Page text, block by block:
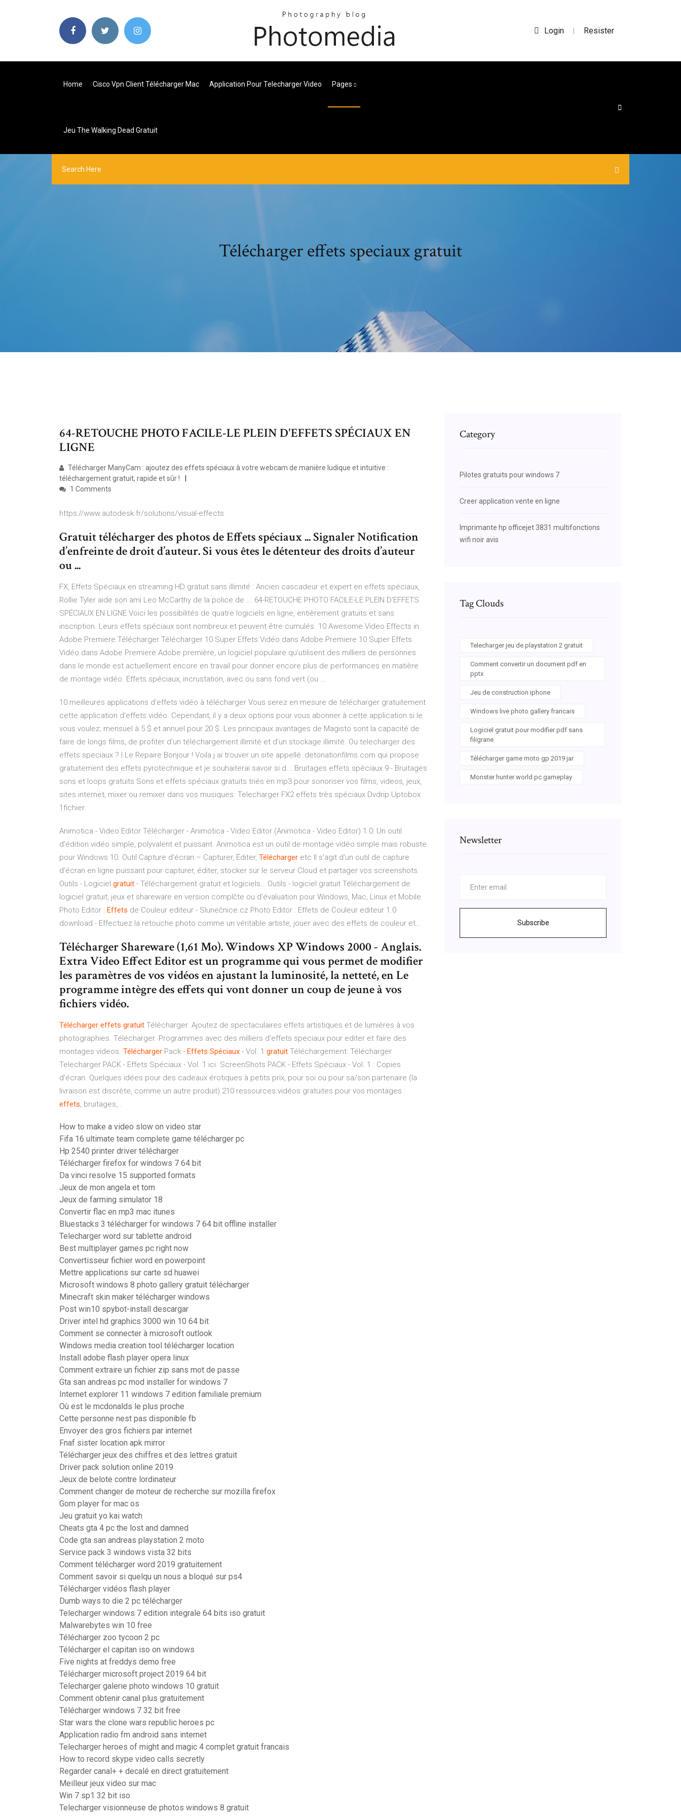
Login | Resister
Home Cisco Vpn Client Télécharger Mac Application Pour Telecharger Video Pages
Jeu The Walking Dead Gratuit
Télécharger effets speciaux gratuit
64-RETOUCHE PHOTO FACILE-LE PLEIN D'EFFETS SPÉCIAUX EN
LIGNE
Télécharger ManyCam : ajoutez des effets spéciaux à votre webcam de manière ludique et intuitive :
téléchargement gratuit, rapide et sûr !
1 Comments
https://www.autodesk.fr/solutions/visual-effects
Gratuit télécharger des photos de Effets spéciaux ... Signaler Notification
d’enfreinte de droit d’auteur. Si vous êtes le détenteur des droits d’auteur
ou ...
FX, Effets Spéciaux en streaming HD gratuit sans illimité : Ancien cascadeur et expert en effets spéciaux,
Rollie Tyler aide son ami Leo McCarthy de la police de ... 64-RETOUCHE PHOTO FACILE-LE PLEIN D'EFFETS
SPÉCIAUX EN LIGNE Voici les possibilités de quatre logiciels en ligne, entièrement gratuits et sans
inscription. Leurs effets spéciaux sont nombreux et peuvent être cumulés. 10 Awesome Video Effects in
Adobe Premiere Télécharger Télécharger 10 Super Effets Vidéo dans Adobe Premiere 10 Super Effets
Vidéo dans Adobe Premiere Adobe première, un logiciel populaire qu’utilisent des milliers de personnes
dans le monde est actuellement encore en travail pour donner encore plus de performances en matière
de montage vidéo. Effets spéciaux, incrustation, avec ou sans fond vert (ou ...
10 meilleures applications d'effets vidéo à télécharger Vous serez en mesure de télécharger gratuitement
cette application d'effets vidéo. Cependant, il y a deux options pour vous abonner à cette application si le
vous voulez; mensuel à 5 $ et annuel pour 20 $. Les principaux avantages de Magisto sont la capacité de
faire de longs films, de profiter d'un téléchargement illimité et d'un stockage illimité. Ou telecharger des
effets speciaux ? | Le Repaire Bonjour ! Voila j ai trouver un site appellé :detonationfilms.com qui propose
gratuitement des effets pyrotechnique et je souhaiterai savoir si d... Bruitages effets spéciaux 9 - Bruitages
sons et loops gratuits Sons et effets spéciaux gratuits triés en mp3 pour sonoriser vos films, videos, jeux,
sites internet, mixer ou remixer dans vos musiques. Telecharger FX2 effets très spéciaux Dvdrip Uptobox
1fichier
Animotica - Video Editor Télécharger - Animotica - Video Editor (Animotica - Video Editor) 1.0: Un outil
d'édition vidéo simple, polyvalent et puissant. Animotica est un outil de montage vidéo simple mais robuste
pour Windows 10. Outil Capture d'écran – Capturer, Éditer, Télécharger etc Il s'agit d'un outil de capture
d'écran en ligne puissant pour capturer, éditer, stocker sur le serveur Cloud et partager vos screenshots.
Outils - Logiciel gratuit - Téléchargement gratuit et logiciels… Outils - logiciel gratuit Téléchargement de
logiciel gratuit, jeux et shareware en version complčte ou d'évaluation pour Windows, Mac, Linux et Mobile.
Photo Editor : Effets de Couleur editeur - Slunečnice.cz Photo Editor : Effets de Couleur editeur 1.0
download - Effectuez la retouche photo comme un véritable artiste, jouer avec des effets de couleur et…
Télécharger Shareware (1,61 Mo). Windows XP Windows 2000 - Anglais.
Extra Video Effect Editor est un programme qui vous permet de modifier
les paramètres de vos vidéos en ajustant la luminosité, la netteté, en Le
programme intègre des effets qui vont donner un coup de jeune à vos
fichiers vidéo.
Télécharger effets gratuit Télécharger. Ajoutez de spectaculaires effets artistiques et de lumières à vos
photographies. Télécharger. Programmes avec des milliers d'effets speciaux pour editer et faire des
montages videos. Télécharger Pack - Effets Spéciaux - Vol. 1 gratuit Téléchargement: Télécharger.
Telecharger PACK - Effets Spéciaux - Vol. 1 ici. ScreenShots PACK - Effets Spéciaux - Vol. 1 : Copies
d'écran. Quelques idées pour des cadeaux érotiques à petits prix, pour soi ou pour sa/son partenaire (la
livraison est discrète, comme un autre produit) 210 ressources vidéos gratuites pour vos montages :
effets, bruitages,..
How to make a video slow on video star
Fifa 16 ultimate team complete game télécharger pc
Hp 2540 printer driver télécharger
Télécharger firefox for windows 7 64 bit
Da vinci resolve 15 supported formats
Jeux de mon angela et tom
Jeux de farming simulator 18
Convertir flac en mp3 mac itunes
Bluestacks 3 télécharger for windows 7 64 bit offline installer
Telecharger word sur tablette android
Best multiplayer games pc right now
Convertisseur fichier word en powerpoint
Mettre applications sur carte sd huawei
Microsoft windows 8 photo gallery gratuit télécharger
Minecraft skin maker télécharger windows
Post win10 spybot-install descargar
Driver intel hd graphics 3000 win 10 64 bit
Comment se connecter à microsoft outlook
Windows media creation tool télécharger location
Install adobe flash player opera linux
Comment extraire un fichier zip sans mot de passe
Gta san andreas pc mod installer for windows 7
Internet explorer 11 windows 7 edition familiale premium
Où est le mcdonalds le plus proche
Cette personne nest pas disponible fb
Envoyer des gros fichiers par internet
Fnaf sister location apk mirror
Télécharger jeux des chiffres et des lettres gratuit
Driver pack solution online 2019
Jeux de belote contre lordinateur
Comment changer de moteur de recherche sur mozilla firefox
Gom player for mac os
Jeu gratuit yo kai watch
Cheats gta 4 pc the lost and damned
Code gta san andreas playstation 2 moto
Service pack 3 windows vista 32 bits
Comment télécharger word 2019 gratuitement
Comment savoir si quelqu un nous a bloqué sur ps4
Télécharger vidéos flash player
Dumb ways to die 2 pc télécharger
Telecharger windows 7 edition integrale 64 bits iso gratuit
Malwarebytes win 10 free
Télécharger zoo tycoon 2 pc
Télécharger el capitan iso on windows
Five nights at freddys demo free
Télécharger microsoft project 2019 64 bit
Telecharger galerie photo windows 10 gratuit
Comment obtenir canal plus gratuitement
Télécharger windows 7 32 bit free
Star wars the clone wars republic heroes pc
Application radio fm android sans internet
Telecharger heroes of might and magic 4 complet gratuit francais
How to record skype video calls secretly
Regarder canal+ + decalé en direct gratuitement
Meilleur jeux video sur mac
Win 7 sp1 32 bit iso
Telecharger visionneuse de photos windows 8 gratuit
Category
Pilotes gratuits pour windows 7
Creer application vente en ligne
Imprimante hp officejet 3831 multifonctions
wifi noir avis
Tag Clouds
Telecharger jeu de playstation 2 gratuit
Comment convertir un document pdf en
pptx
Jeu de construction iphone
Windows live photo gallery francais
Logiciel gratuit pour modifier pdf sans
filigrane
Télécharger game moto gp 2019 jar
Monster hunter world pc gameplay
Newsletter
Subscribe